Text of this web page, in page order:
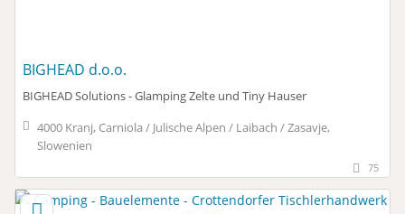
BIGHEAD d.o.o.
BIGHEAD Solutions - Glamping Zelte und Tiny Hauser
4000 Kranj, Carniola / Julische Alpen / Laibach / Zasavje,
Slowenien
75